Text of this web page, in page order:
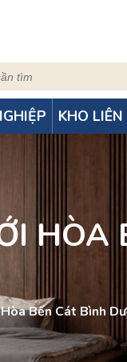
KHO LIÊN
HÒA
Bến Cát Bình